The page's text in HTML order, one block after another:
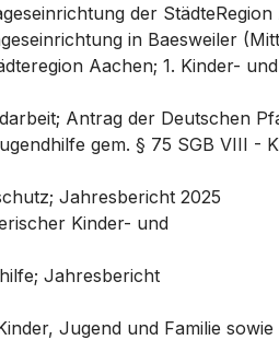
der
in Baesweiler
Aachen; 1. Kinder-
Antrag der Deutschen
gem. § 75 SGB VIII -
Jahresbericht 2025
Kinder- und
Jahresbericht
Jugend und Familie